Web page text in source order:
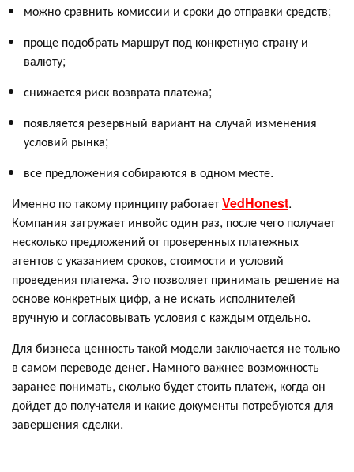
можно сравнить комиссии и сроки до отправки средств;
проще подобрать маршрут под конкретную страну и
валюту;
снижается риск возврата платежа;
появляется резервный вариант на случай изменения
условий рынка;
все предложения собираются в одном месте.
Именно по такому принципу работаетVedHonest.
Компания загружает инвойс один раз, после чего получает
несколько предложений от проверенных платежных
агентов с указанием сроков, стоимости и условий
проведения платежа. Это позволяет принимать решение на
основе конкретных цифр, а не искать исполнителей
вручную и согласовывать условия с каждым отдельно.
Для бизнеса ценность такой модели заключается не только
в самом переводе денег. Намного важнее возможность
заранее понимать, сколько будет стоить платеж, когда он
дойдет до получателя и какие документы потребуются для
завершения сделки.